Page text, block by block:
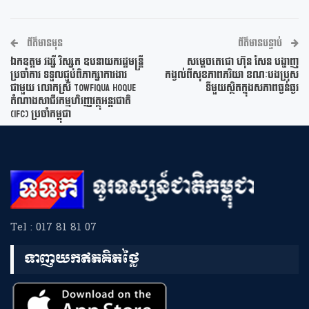
ព័ត៌មានមុន
ឯកឧត្តម វង្សី វិស្សុត ឧបនាយករដ្ឋមន្ត្រី
ប្រចាំការ ទទួលជួបពិភាក្សាការងារ
ជាមួយ លោកស្រី Towfiqua Hoque
តំណាងសាជីវកម្មហិរញ្ញវត្ថុអន្តរជាតិ
(IFC) ប្រចាំកម្ពុជា
ព័ត៌មានបន្ទាប់
សម្តេចតេជោ ហ៊ុន សែន បង្ហាញ
កង្វល់ពីសុខភាពភរិយា ខណៈបងប្រុស
ទីមួយស្ថិតក្នុងសភាពធ្ងន់ធ្ងរ
Tel : 017 81 81 07
ទាញយកឥតគិតថ្លៃ